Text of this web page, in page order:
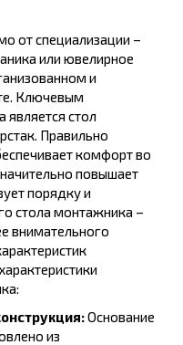
от специализации –
или ювелирное
и
Ключевым
является стол
Правильно
комфорт во
повышает
порядку и
стола монтажника –
внимательного
Основание
из